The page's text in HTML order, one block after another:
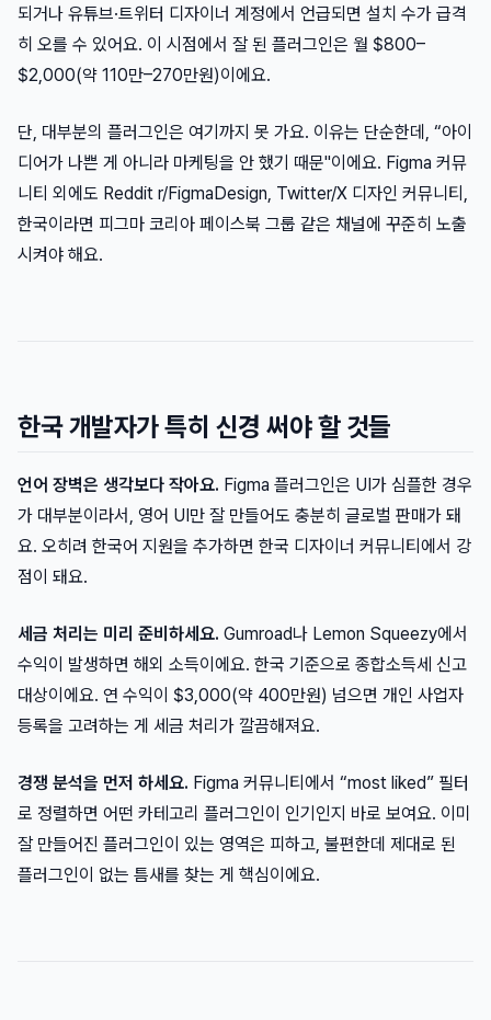
되거나 유튜브·트위터 디자이너 계정에서 언급되면 설치 수가 급격
히 오를 수 있어요. 이 시점에서 잘 된 플러그인은 월 $800–
$2,000(약 110만–270만원)이에요.
단, 대부분의 플러그인은 여기까지 못 가요. 이유는 단순한데, “아이
디어가 나쁜 게 아니라 마케팅을 안 했기 때문"이에요. Figma 커뮤
니티 외에도 Reddit r/FigmaDesign, Twitter/X 디자인 커뮤니티,
한국이라면 피그마 코리아 페이스북 그룹 같은 채널에 꾸준히 노출
시켜야 해요.
한국 개발자가 특히 신경 써야 할 것들
언어 장벽은 생각보다 작아요. Figma 플러그인은 UI가 심플한 경우
가 대부분이라서, 영어 UI만 잘 만들어도 충분히 글로벌 판매가 돼
요. 오히려 한국어 지원을 추가하면 한국 디자이너 커뮤니티에서 강
점이 돼요.
세금 처리는 미리 준비하세요. Gumroad나 Lemon Squeezy에서
수익이 발생하면 해외 소득이에요. 한국 기준으로 종합소득세 신고
대상이에요. 연 수익이 $3,000(약 400만원) 넘으면 개인 사업자
등록을 고려하는 게 세금 처리가 깔끔해져요.
경쟁 분석을 먼저 하세요. Figma 커뮤니티에서 “most liked” 필터
로 정렬하면 어떤 카테고리 플러그인이 인기인지 바로 보여요. 이미
잘 만들어진 플러그인이 있는 영역은 피하고, 불편한데 제대로 된
플러그인이 없는 틈새를 찾는 게 핵심이에요.